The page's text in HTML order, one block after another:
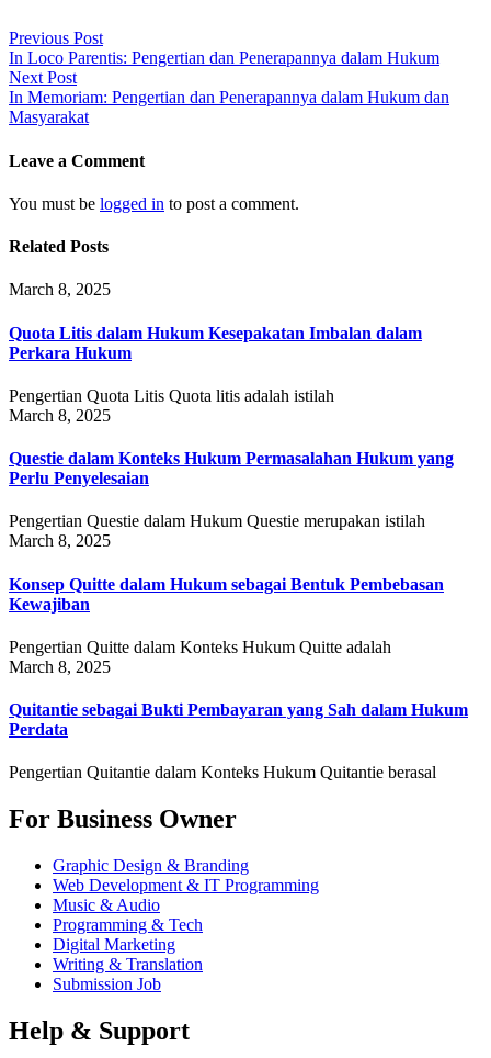
Post
navigation
Previous Post
In Loco Parentis: Pengertian dan Penerapannya dalam Hukum
Next Post
In Memoriam: Pengertian dan Penerapannya dalam Hukum dan
Masyarakat
Leave a Comment
You must be logged in to post a comment.
Related Posts
March 8, 2025
Quota Litis dalam Hukum Kesepakatan Imbalan dalam
Perkara Hukum
Pengertian Quota Litis Quota litis adalah istilah
March 8, 2025
Questie dalam Konteks Hukum Permasalahan Hukum yang
Perlu Penyelesaian
Pengertian Questie dalam Hukum Questie merupakan istilah
March 8, 2025
Konsep Quitte dalam Hukum sebagai Bentuk Pembebasan
Kewajiban
Pengertian Quitte dalam Konteks Hukum Quitte adalah
March 8, 2025
Quitantie sebagai Bukti Pembayaran yang Sah dalam Hukum
Perdata
Pengertian Quitantie dalam Konteks Hukum Quitantie berasal
For Business Owner
Graphic Design & Branding
Web Development & IT Programming
Music & Audio
Programming & Tech
Digital Marketing
Writing & Translation
Submission Job
Help & Support